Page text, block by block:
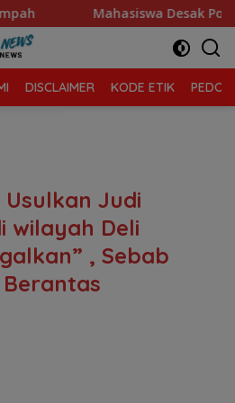
Mahasiswa Desak Polda Sumut
DISCLAIMER KODE ETIK
Usulkan Judi
wilayah Deli
, Sebab